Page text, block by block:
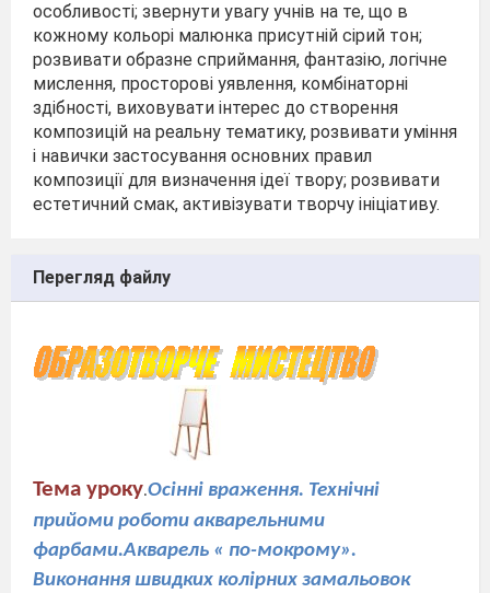
особливості; звернути увагу учнів на те, що в
кожному кольорі малюнка присутній сірий тон;
розвивати образне сприймання, фантазію, логічне
мислення, просторові уявлення, комбінаторні
здібності, виховувати інтерес до створення
композицій на реальну тематику, розвивати уміння
і навички застосування основних правил
композиції для визначення ідеї твору; розвивати
естетичний смак, активізувати творчу ініціативу.
Перегляд файлу
Тема уроку.Осінні враження. Технічні
прийоми роботи акварельними
фарбами.Акварель « по-мокрому».
Виконання швидких колірних замальовок